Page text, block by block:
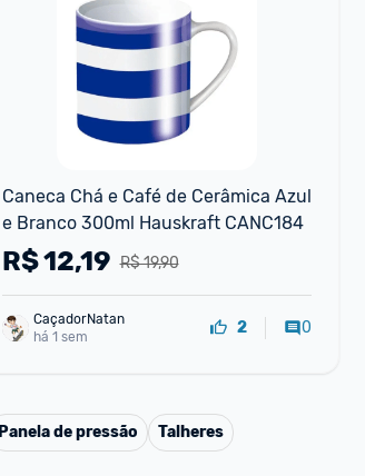
Caneca Chá e Café de Cerâmica Azul
e Branco 300ml Hauskraft CANC184
R$ 19,90
R$12,19
CaçadorNatan
há 1 sem
2 0
Panela de pressão Talheres